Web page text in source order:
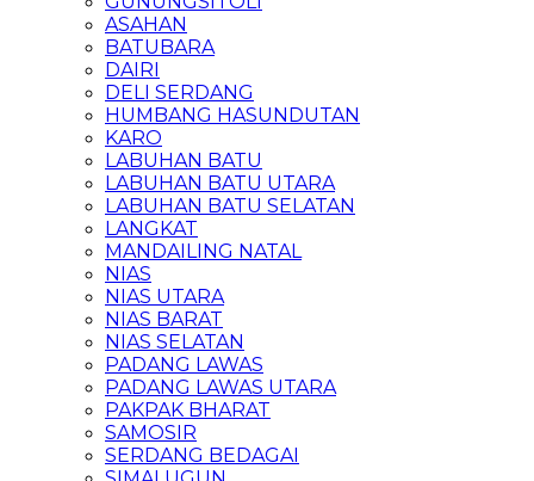
ASAHAN
BATUBARA
DAIRI
DELI SERDANG
HUMBANG HASUNDUTAN
KARO
LABUHAN BATU
LABUHAN BATU UTARA
LABUHAN BATU SELATAN
LANGKAT
MANDAILING NATAL
NIAS
NIAS UTARA
NIAS BARAT
NIAS SELATAN
PADANG LAWAS
PADANG LAWAS UTARA
PAKPAK BHARAT
SAMOSIR
SERDANG BEDAGAI